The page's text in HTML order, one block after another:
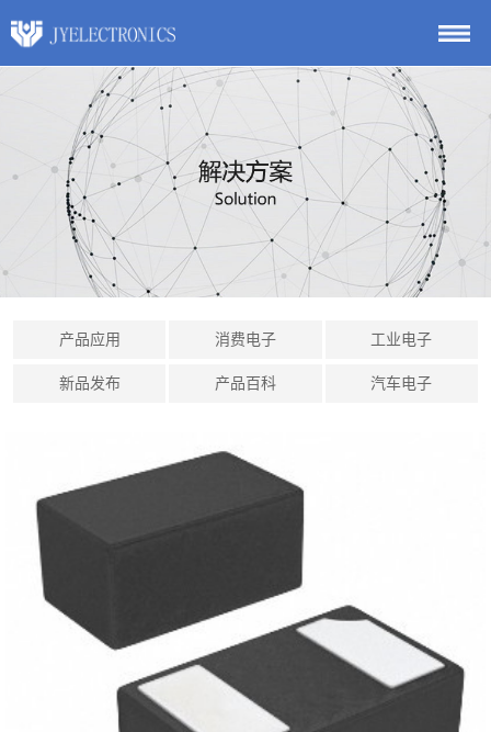
产品应用 消费电子 工业电子
新品发布 产品百科 汽车电子